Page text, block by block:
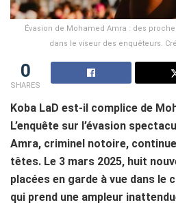
Évasion de Mohamed Amra : des
dans le viseur des enquêteurs.
0
SHARES
Koba LaD est-il complice de
L’enquête sur l’évasion
Amra, criminel notoire,
têtes. Le 3 mars 2025, huit
placées en garde à vue dans le
qui prend une ampleur